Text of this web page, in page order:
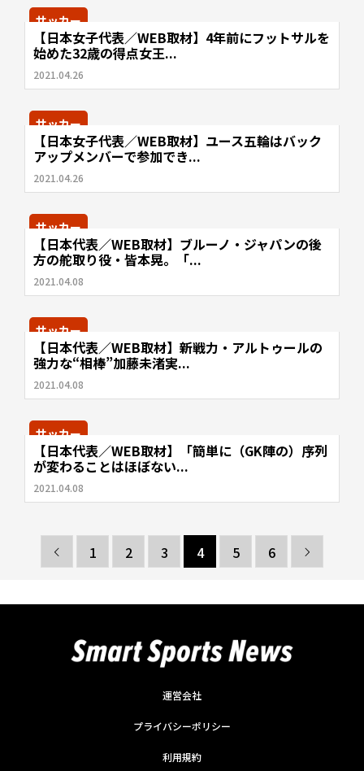
サッカー
【日本女子代表／WEB取材】4年前にフットサルを
始めた32歳の得点女王...
2021.04.26
サッカー
【日本女子代表／WEB取材】ユース五輪はバック
アップメンバーで参加でき...
2021.04.26
サッカー
【日本代表／WEB取材】ブルーノ・ジャパンの後
方の舵取り役・皆本晃。「...
2021.04.08
サッカー
【日本代表／WEB取材】新戦力・アルトゥールの
強力な“相棒”加藤未渚実...
2021.04.08
サッカー
【日本代表／WEB取材】「簡単に（GK陣の）序列
が変わることはほぼない...
2021.04.08
 1 2 3 4 5 6 
運営会社
プライバシーポリシー
利用規約